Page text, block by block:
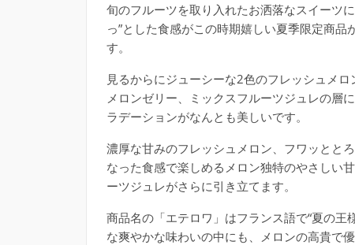
旬のフルーツを取り入れたお洒落なスイーツ
っ”とした食感がこの時期嬉しい夏季限定商
す。
見るからにジューシーな2色のフレッシュメ
メロンゼリー、ミックスフルーツジュレの層
ラデーションがなんとも美しいです。
濃厚な甘みのフレッシュメロン、フワッとと
なった食感で楽しめるメロン独特のやさしい
ーツジュレがさらに引き立てます。
商品名の「エテロワ」はフランス語で“夏の王
な爽やかな味わいの中にも、メロンの高貴で